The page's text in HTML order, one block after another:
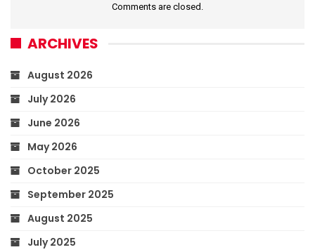
Comments are closed.
ARCHIVES
August 2026
July 2026
June 2026
May 2026
October 2025
September 2025
August 2025
July 2025